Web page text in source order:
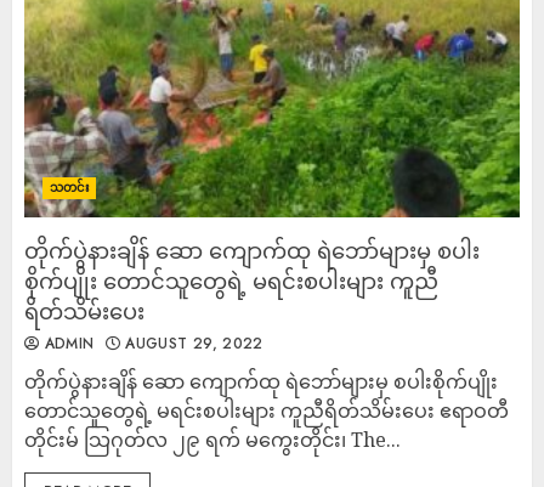
သတင်း
တိုက်ပွဲနားချိန် ဆော ကျောက်ထု ရဲဘော်များမှ စပါး
စိုက်ပျိုး တောင်သူတွေရဲ့ မရင်းစပါးများ ကူညီ
ရိတ်သိမ်းပေး
ADMIN AUGUST 29, 2022
တိုက်ပွဲနားချိန် ဆော ကျောက်ထု ရဲဘော်များမှ စပါးစိုက်ပျိုး
တောင်သူတွေရဲ့ မရင်းစပါးများ ကူညီရိတ်သိမ်းပေး ဧရာဝတီ
တိုင်းမ် သြဂုတ်လ ၂၉ ရက် မကွေးတိုင်း၊ The...